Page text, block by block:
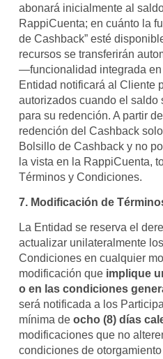
abonará inicialmente al
RappiCuenta; en cuánto la
de Cashback” esté
recursos se transferirán
—funcionalidad integrada
Entidad notificará al Cliente
autorizados cuando el saldo
para su redención. A partir
redención del Cashback
Bolsillo de Cashback y no
la vista en la RappiCuenta,
Términos y Condiciones.
7. Modificación de
La Entidad se reserva el
actualizar unilateralmente
Condiciones en cualquier
modificación que implique
o en las condiciones
será notificada a los
mínima de ocho (8) días
modificaciones que no
condiciones de